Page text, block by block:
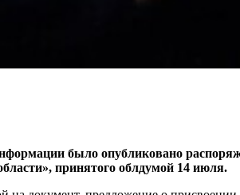
было опубликовано
принятого облдумой 14 июля.